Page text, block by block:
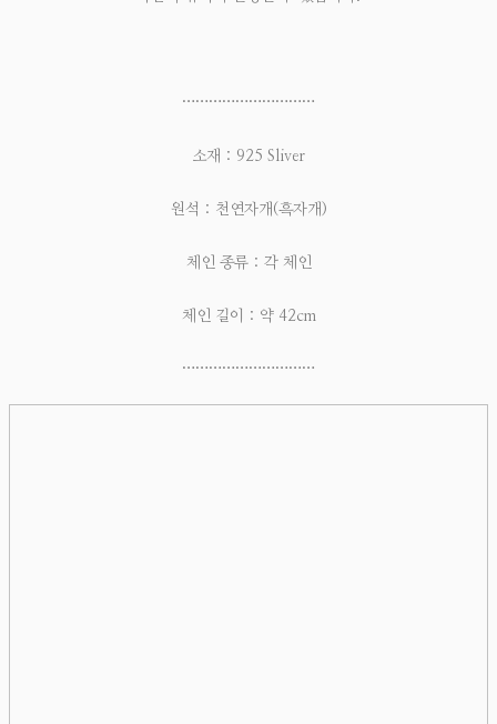
…………………………
소재 : 925 Sliver
원석 : 천연자개(흑자개)
체인 종류 : 각 체인
체인 길이 : 약 42cm
…………………………